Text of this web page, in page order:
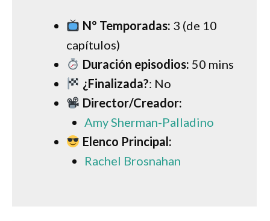
Nº Temporadas: 3 (de 10
capítulos)
Duración episodios: 50 mins
¿Finalizada?: No
Director/Creador:
Amy Sherman-Palladino
Elenco Principal:
Rachel Brosnahan